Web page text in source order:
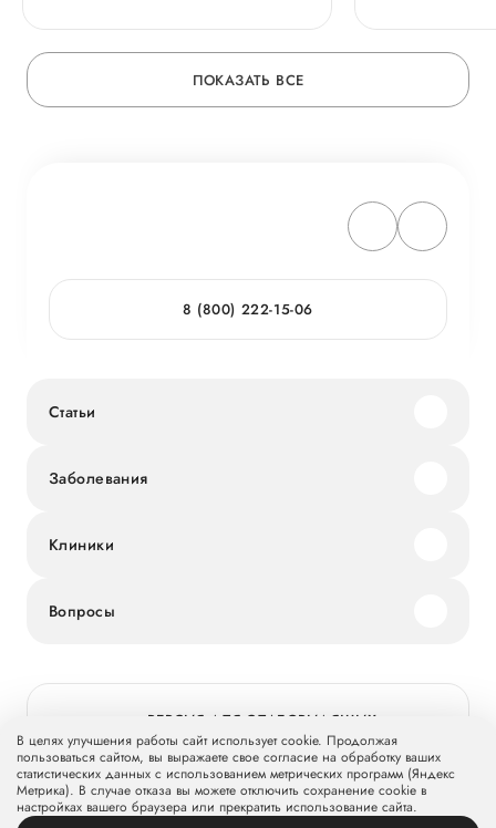
ПОКАЗАТЬ ВСЕ
8 (800) 222-15-06
Статьи
Заболевания
Клиники
Вопросы
© 2026 Группа компаний «Мать и дитя» МКПАО «МД Медикал
Груп»mcclinics.ru. Все права защищены. ООО «ХАВЕН» входит в
ВЕРСИЯ ДЛЯ СЛАБОВИДЯЩИХ
В целях улучшения работы сайт использует cookie. Продолжая
пользоваться сайтом, вы выражаете свое согласие на обработку ваших
статистических данных с использованием метрических программ (Яндекс
Метрика). В случае отказа вы можете отключить сохранение cookie в
настройках вашего браузера или прекратить использование сайта.